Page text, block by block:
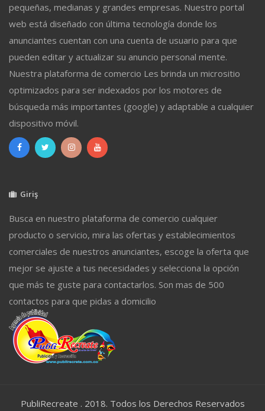
pequeñas, medianas y grandes empresas. Nuestro portal
web está diseñado con última tecnología donde los
anunciantes cuentan con una cuenta de usuario para que
pueden editar y actualizar su anuncio personal mente.
Nuestra plataforma de comercio Les brinda un micrositio
optimizados para ser indexados por los motores de
búsqueda más importantes (google) y adaptable a cualquier
dispositivo móvil.
Giriş
Busca en nuestro plataforma de comercio cualquier
producto o servicio, mira las ofertas y establecimientos
comerciales de nuestros anunciantes, escoge la oferta que
mejor se ajuste a tus necesidades y selecciona la opción
que más te guste para contactarlos. Son mas de 500
contactos para que pidas a domicilio
PubliRecreate . 2018. Todos los Derechos Reservados